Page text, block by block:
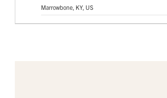
Marrowbone, KY, US